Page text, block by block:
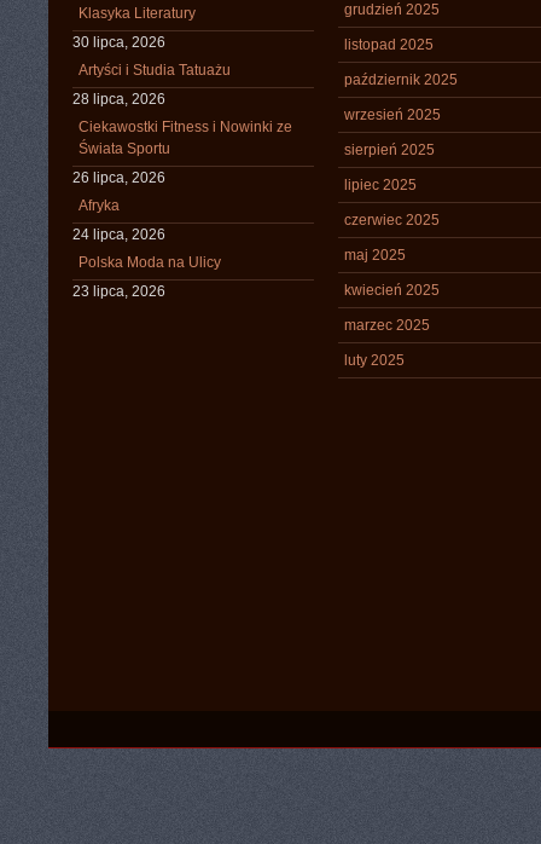
Klasyka Literatury
30 lipca, 2026
Artyści i Studia Tatuażu
28 lipca, 2026
Ciekawostki Fitness i Nowinki ze
Świata Sportu
26 lipca, 2026
Afryka
24 lipca, 2026
Polska Moda na Ulicy
23 lipca, 2026
grudzień 2025
listopad 2025
październik 2025
wrzesień 2025
sierpień 2025
lipiec 2025
czerwiec 2025
maj 2025
kwiecień 2025
marzec 2025
luty 2025